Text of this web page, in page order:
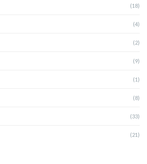
(18)
(4)
(2)
(9)
(1)
(8)
(33)
(21)